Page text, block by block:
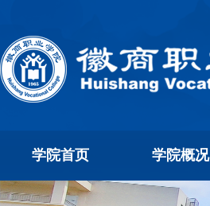
学院首页 学院概况